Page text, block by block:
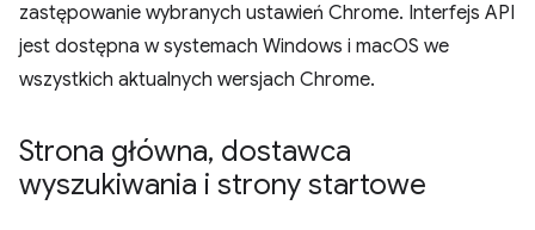
zastępowanie wybranych ustawień Chrome. Interfejs API
jest dostępna w systemach Windows i macOS we
wszystkich aktualnych wersjach Chrome.
Strona główna, dostawca
wyszukiwania i strony startowe